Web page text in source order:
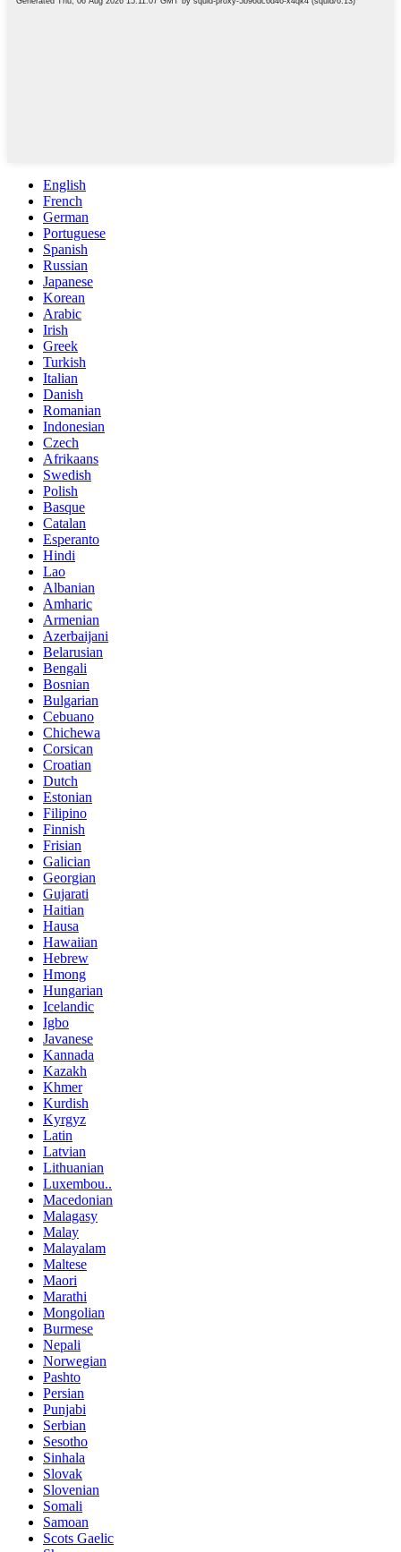
English
French
German
Portuguese
Spanish
Russian
Japanese
Korean
Arabic
Irish
Greek
Turkish
Italian
Danish
Romanian
Indonesian
Czech
Afrikaans
Swedish
Polish
Basque
Catalan
Esperanto
Hindi
Lao
Albanian
Amharic
Armenian
Azerbaijani
Belarusian
Bengali
Bosnian
Bulgarian
Cebuano
Chichewa
Corsican
Croatian
Dutch
Estonian
Filipino
Finnish
Frisian
Galician
Georgian
Gujarati
Haitian
Hausa
Hawaiian
Hebrew
Hmong
Hungarian
Icelandic
Igbo
Javanese
Kannada
Kazakh
Khmer
Kurdish
Kyrgyz
Latin
Latvian
Lithuanian
Luxembou..
Macedonian
Malagasy
Malay
Malayalam
Maltese
Maori
Marathi
Mongolian
Burmese
Nepali
Norwegian
Pashto
Persian
Punjabi
Serbian
Sesotho
Sinhala
Slovak
Slovenian
Somali
Samoan
Scots Gaelic